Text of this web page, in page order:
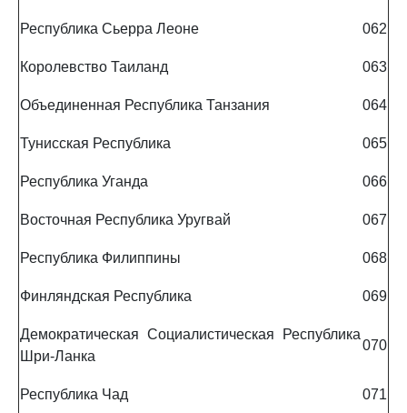
Республика Сьерра Леоне 062
Королевство Таиланд 063
Объединенная Республика Танзания 064
Тунисская Республика 065
Республика Уганда 066
Восточная Республика Уругвай 067
Республика Филиппины 068
Финляндская Республика 069
Демократическая Социалистическая Республика
Шри-Ланка
070
Республика Чад 071